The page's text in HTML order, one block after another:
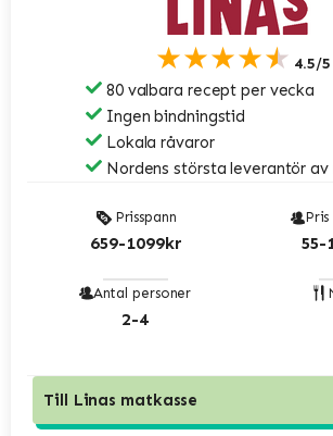
★★★★★ 4.5/5
80 valbara recept per vecka
Ingen bindningstid
Lokala råvaror
Nordens största leverantör
Prisspann
659-1099kr 55-
Antal personer
2-4
Till Linas matkasse